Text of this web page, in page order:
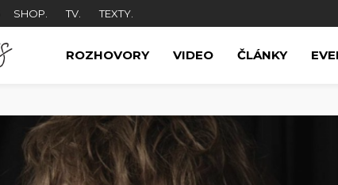
SHOP. TV. TEXTY.
ROZHOVORY VIDEO ČLÁNKY